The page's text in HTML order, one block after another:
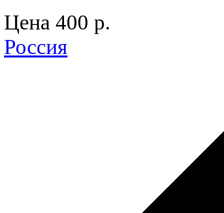
Цена 400 p.
Россия